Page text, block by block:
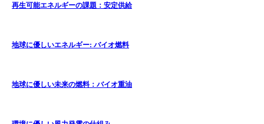
再生可能エネルギーの課題：安定供給
地球に優しいエネルギー: バイオ燃料
地球に優しい未来の燃料：バイオ重油